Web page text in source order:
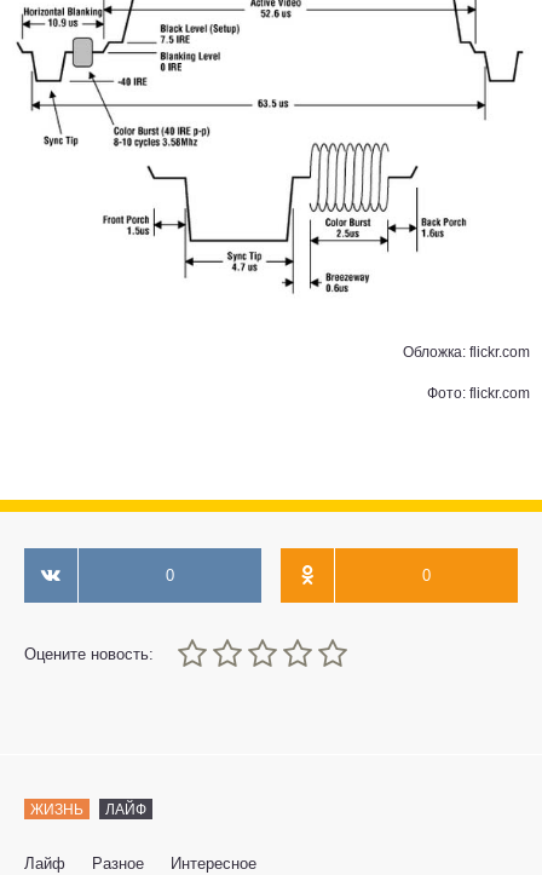
Обложка: flickr.com
Фото: flickr.com
0 0
Оцените новость:
0
1 3 4 5
ЖИЗНЬ ЛАЙФ
Лайф Разное Интересное